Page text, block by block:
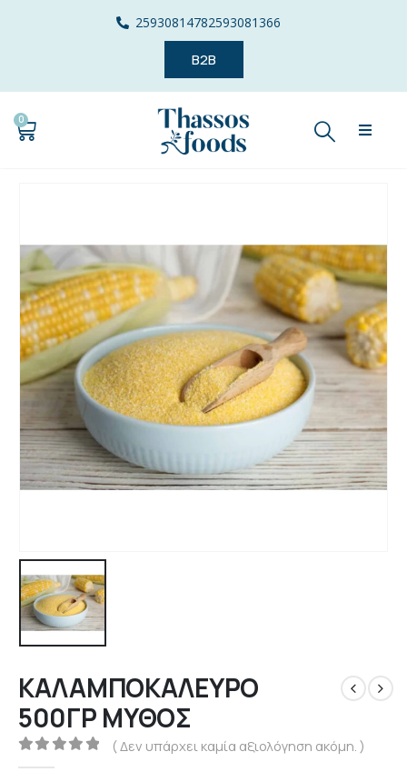
25930814782593081366
B2B
0
ΚΑΛΑΜΠΟΚΑΛΕΥΡΟ
500ΓΡ ΜΥΘΟΣ
0out of 5
( Δεν υπάρχει καμία αξιολόγηση ακόμη. )